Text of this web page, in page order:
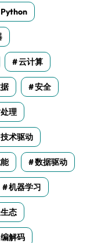
Python
云计算
安全
理
技术驱动
数据驱动
机器学习
态
编解码